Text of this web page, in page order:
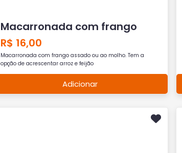
Macarronada com frango
R$ 16,00
Macarronada com frango assado ou ao molho. Tem a
opção de acrescentar arroz e feijão
Adicionar